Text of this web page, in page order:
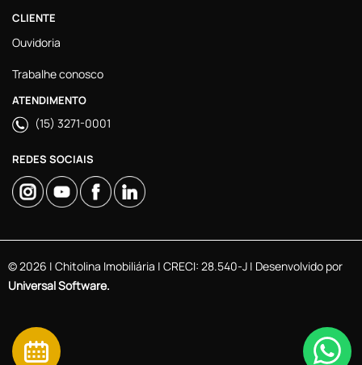
CLIENTE
Ouvidoria
Trabalhe conosco
ATENDIMENTO
(15) 3271-0001
REDES SOCIAIS
© 2026 | Chitolina Imobiliária | CRECI: 28.540-J | Desenvolvido por
Universal Software.